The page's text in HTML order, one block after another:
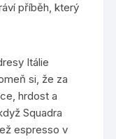
příběh, který
Itálie
si, že za
hrdost a
Squadra
espresso v